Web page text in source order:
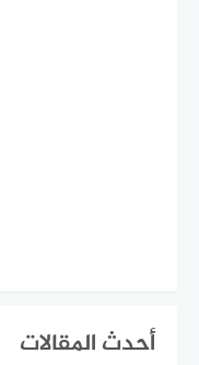
أحدث المقالات